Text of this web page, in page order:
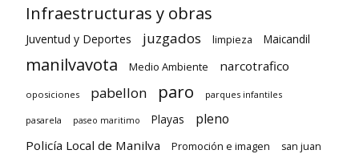
Infraestructuras y obras
Juventud y Deportes juzgados limpieza Maicandil
manilvavota Medio Ambiente narcotrafico
oposiciones pabellon paro parques infantiles
pasarela paseo maritimo Playas pleno
Policía Local de Manilva Promoción e imagen san juan